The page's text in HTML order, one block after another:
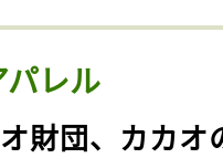
レル
財団、カカオ